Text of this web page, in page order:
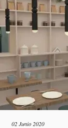
02 Junio 2020